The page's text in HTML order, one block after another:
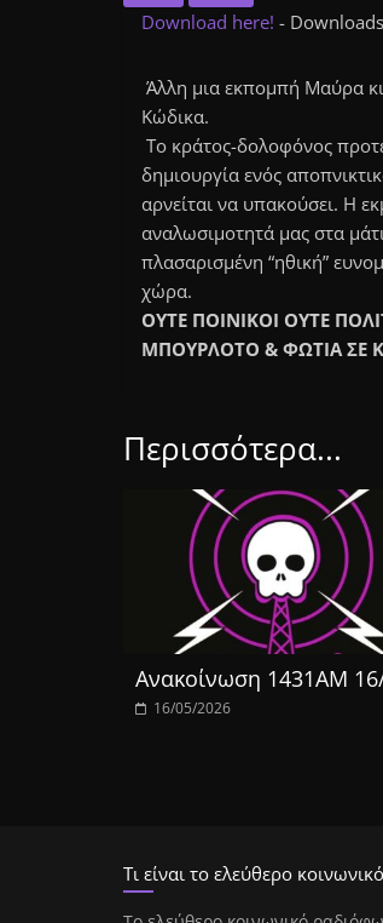
Download here! -
Άλλη μια εκπομπή Μαύρα
Κώδικα.
Το κράτος-δολοφόνος
δημιουργία ενός
αρνείται να υπακούσει. Η
αναλωσιμοτητά μας στα
πλασαρισμένη “ηθική”
χώρα.
ΟΥΤΕ ΠΟΙΝΙΚΟΙ ΟΥΤΕ
MΠΟΥΡΛΟΤΟ & ΦΩΤΙΑ ΣΕ
Περισσότερα...
Ανακοίνωση 1431ΑΜ
16/05/2026
Τι είναι το ελεύθερο